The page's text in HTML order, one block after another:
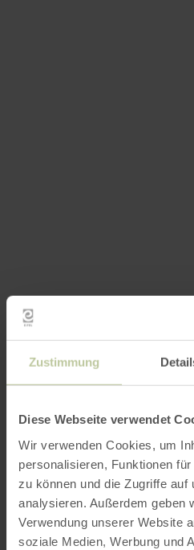
Zustimmung
Diese Webseite verwendet
Wir verwenden Cookies, um
personalisieren, Funktionen
zu können und die Zugriffe auf
analysieren. Außerdem geben
Verwendung unserer Website
soziale Medien, Werbung und